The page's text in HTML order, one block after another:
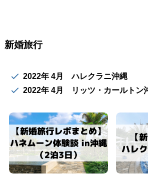
新婚旅行
2022年 4月 ハレクラニ沖縄
2022年 4月 リッツ・カールトン